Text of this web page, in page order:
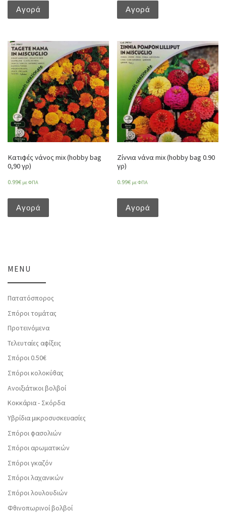
Αγορά Αγορά
Κατιφές νάνος mix (hobby bag
0,90 γρ)
0.99€ με ΦΠΑ
Αγορά
Ζίννια νάνα mix (hobby bag 0.90
γρ)
0.99€ με ΦΠΑ
Αγορά
MENU
Πατατόσπορος
Σπόροι τομάτας
Προτεινόμενα
Τελευταίες αφίξεις
Σπόροι 0.50€
Σπόροι κολοκύθας
Ανοιξιάτικοι βολβοί
Κοκκάρια - Σκόρδα
Υβρίδια μικροσυσκευασίες
Σπόροι φασολιών
Σπόροι αρωματικών
Σπόροι γκαζόν
Σπόροι λαχανικών
Σπόροι λουλουδιών
Φθινοπωρινοί βολβοί